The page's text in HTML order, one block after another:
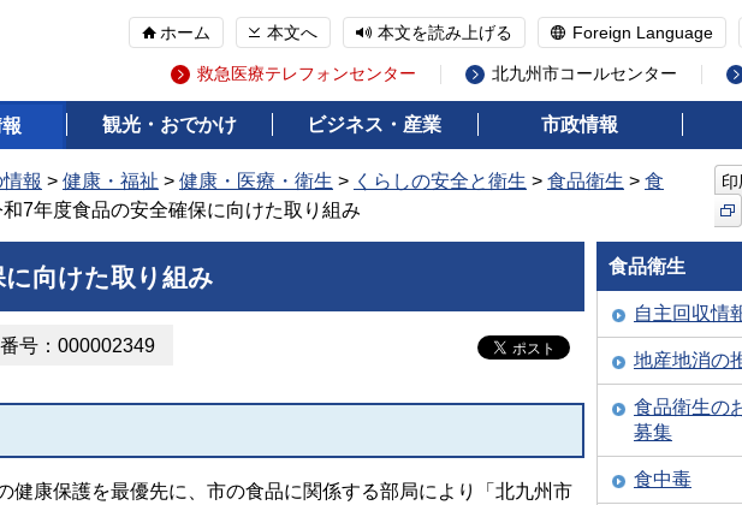
ホーム 本文へ 本文を読み上げる Foreign Language
救急医療テレフォンセンター 北九州市コールセンター
観光・おでかけ ビジネス・産業 市政情報
報 > 健康・福祉 > 健康・医療・衛生 > くらしの安全と衛生 > 食品衛生 > 食
和7年度食品の安全確保に向けた取り組み
向けた取り組み
号：000002349
康保護を最優先に、市の食品に関係する部局により「北九州市
食品衛生
自主回収情
地産地消の
食品衛生の
募集
食中毒